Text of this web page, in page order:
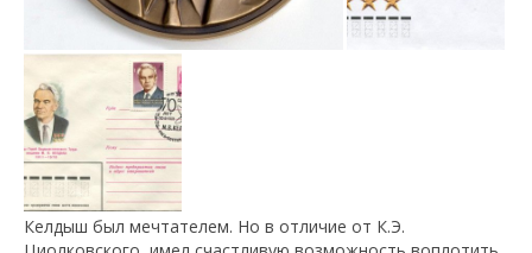
Келдыш был мечтателем. Но в отличие от К.Э.